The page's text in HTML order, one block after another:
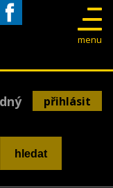
menu
přihlásit